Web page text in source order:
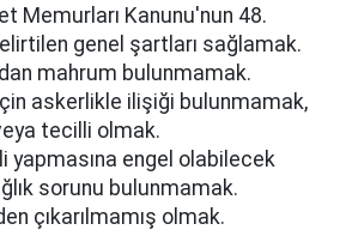
Memurları Kanunu'nun 48.
genel şartları sağlamak.
mahrum bulunmamak.
askerlikle ilişiği bulunmamak,
tecilli olmak.
yapmasına engel olabilecek
sorunu bulunmamak.
çıkarılmamış olmak.